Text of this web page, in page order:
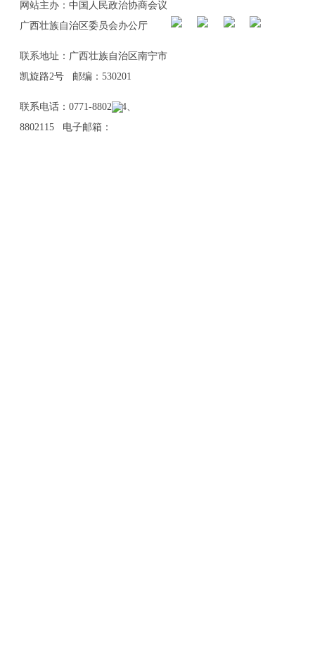
网站主办：中国人民政治协商会议
广西壮族自治区委员会办公厅
联系地址：广西壮族自治区南宁市
凯旋路2号 邮编：530201
联系电话：0771-8802114、
8802115 电子邮箱：